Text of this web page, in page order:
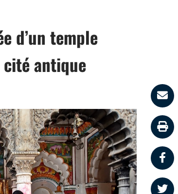
d’un temple
cité antique